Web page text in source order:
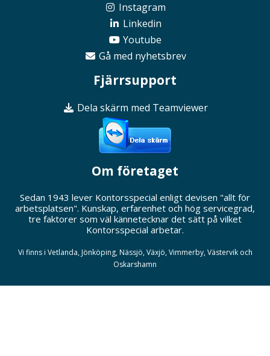
Instagram
Linkedin
Youtube
Gå med nyhetsbrev
Fjärrsupport
Dela skärm med Teamviewer
Om företaget
Sedan 1943 lever Kontorsspecial enligt devisen "allt för
arbetsplatsen". Kunskap, erfarenhet och hög servicegrad,
tre faktorer som väl kännetecknar det sätt på vilket
Kontorsspecial arbetar.
Vi finns i Vetlanda, Jönköping, Nässjö, Växjö, Vimmerby, Västervik och
Oskarshamn